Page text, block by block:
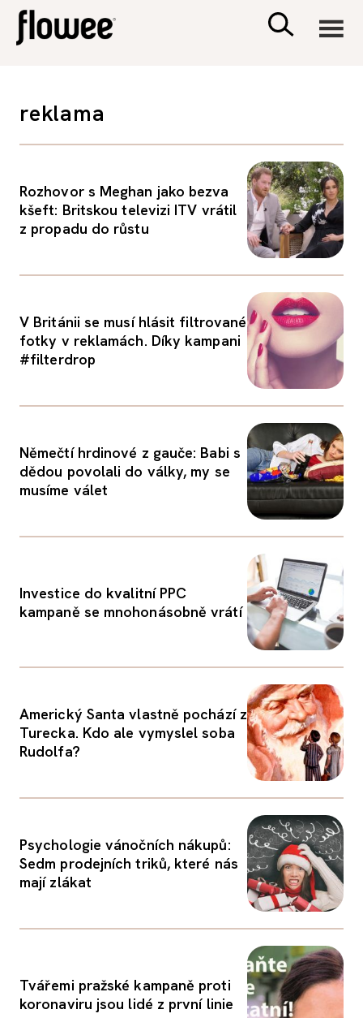
PSYCHOLOGIE
RODINA A DĚTI
PORADNA
reklama
Rozhovor s Meghan jako bezva
kšeft: Britskou televizi ITV vrátil
z propadu do růstu
V Británii se musí hlásit filtrované
fotky v reklamách. Díky kampani
#filterdrop
Němečtí hrdinové z gauče: Babi s
dědou povolali do války, my se
musíme válet
Investice do kvalitní PPC
kampaně se mnohonásobně vrátí
Americký Santa vlastně pochází z
Turecka. Kdo ale vymyslel soba
Rudolfa?
Psychologie vánočních nákupů:
Sedm prodejních triků, které nás
mají zlákat
Tvářemi pražské kampaně proti
koronaviru jsou lidé z první linie